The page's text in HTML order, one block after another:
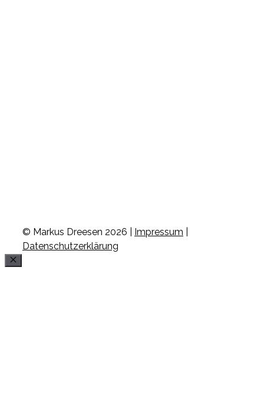
© Markus Dreesen 2026 | Impressum
Datenschutzerklärung
Schließen